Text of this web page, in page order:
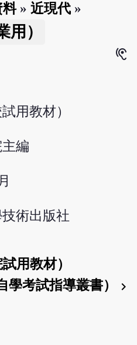
料»近現代 »
用）
hearing
用教材）
編
術出版社
用教材）
考試指導叢書）
chevron_right